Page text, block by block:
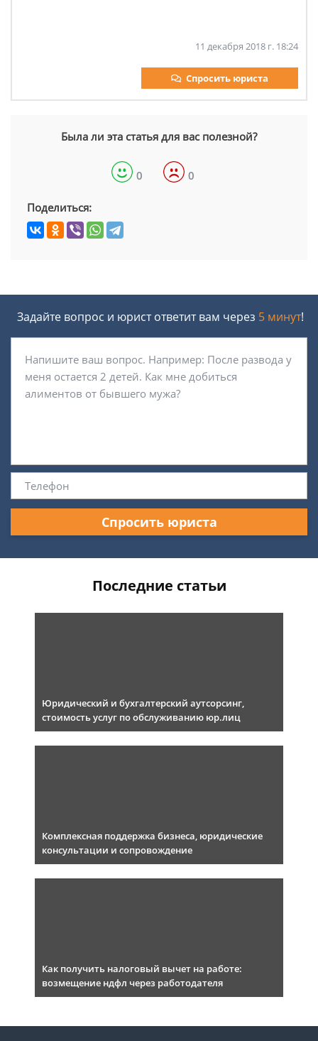
11 декабря 2018 г. 18:24
Спросить юриста
Была ли эта статья для вас полезной?
0 0
Поделиться:
Задайте вопрос и юрист ответит вам через 5 минут!
Спросить юриста
Последние статьи
Юридический и бухгалтерский аутсорсинг,
стоимость услуг по обслуживанию юр.лиц
Комплексная поддержка бизнеса, юридические
консультации и сопровождение
Как получить налоговый вычет на работе:
возмещение ндфл через работодателя